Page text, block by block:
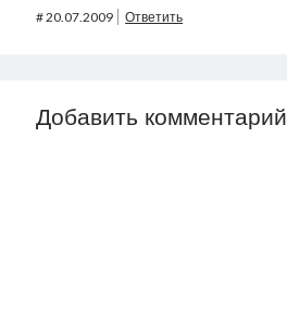
#20.07.2009 Ответить
Добавить комментарий